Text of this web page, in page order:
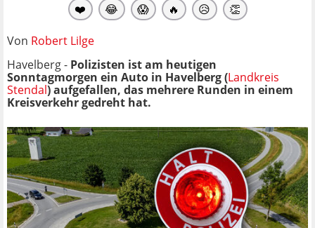
❤️ 😂 😱 🔥 😥 👏
Von Robert Lilge
Havelberg - Polizisten ist am heutigen
Sonntagmorgen ein Auto in Havelberg (Landkreis
Stendal) aufgefallen, das mehrere Runden in einem
Kreisverkehr gedreht hat.